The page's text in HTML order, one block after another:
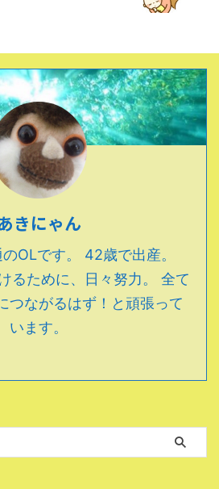
きにゃん
OLです。 42歳で出産。
るために、日々努力。 全て
つながるはず！と頑張って
います。